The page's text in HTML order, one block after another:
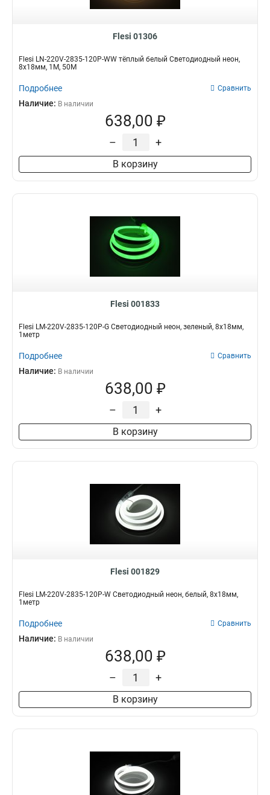
Flesi 01306
Flesi LN-220V-2835-120P-WW тёплый белый Светодиодный неон,
8х18мм, 1М, 50M
Подробнее Сравнить
Наличие: В наличии
638,00 ₽
– +
В корзину
Flesi 001833
Flesi LM-220V-2835-120P-G Светодиодный неон, зеленый, 8х18мм,
1метр
Подробнее Сравнить
Наличие: В наличии
638,00 ₽
– +
В корзину
Flesi 001829
Flesi LM-220V-2835-120P-W Светодиодный неон, белый, 8х18мм,
1метр
Подробнее Сравнить
Наличие: В наличии
638,00 ₽
– +
В корзину